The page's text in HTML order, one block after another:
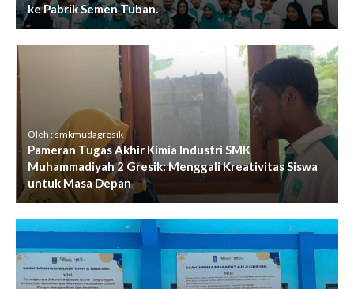
ke Pabrik Semen Tuban.
Oleh : smkmudagresik
Pameran Tugas Akhir Kimia Industri SMK
Muhammadiyah 2 Gresik: Menggali Kreativitas Siswa
untuk Masa Depan